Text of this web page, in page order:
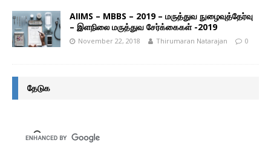
AIIMS – MBBS – 2019 – மருத்துவ நுழைவுத்தேர்வு
– இளநிலை மருத்துவ சேர்க்கைகள் -2019
November 22, 2018 Thirumaran Natarajan 0
தேடுக